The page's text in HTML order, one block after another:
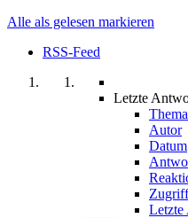
Alle als gelesen markieren
RSS-Feed
Letzte
Thema
Autor
Datum
Letzte